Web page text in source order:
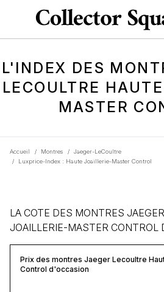
L'INDEX DES
LECOULTRE
MASTER
Accueil / Montres /
Jaeger-LeCoultre
/
Luxprice-Index : Haute Joaillerie-Master Control
LA COTE DES MONTRES
JOAILLERIE-MASTER CONTROL
Prix des montres Jaeger Lecoultre
Control d'occasion